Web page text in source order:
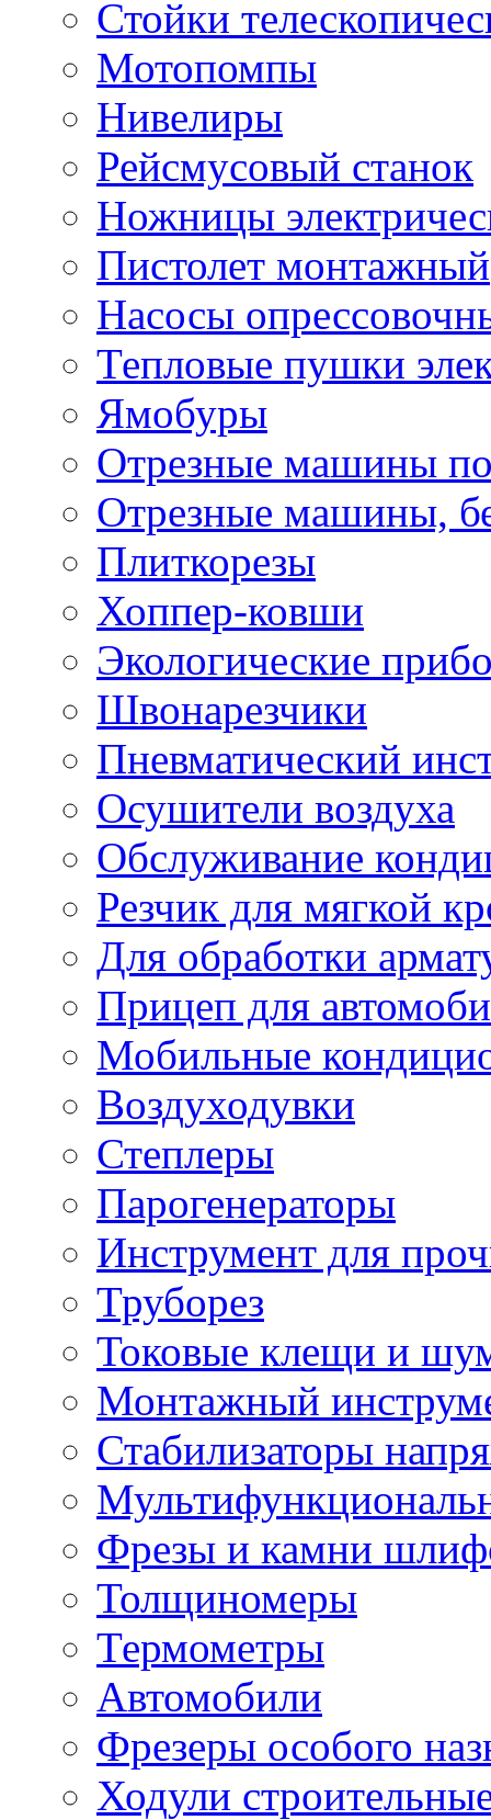
Стойки
Мотопомпы
Нивелиры
Рейсмусовый станок
Ножницы
Пистолет монтажный
Насосы
Тепловые пушки
Ямобуры
Отрезные машины
Отрезные машины,
Плиткорезы
Хоппер-ковши
Экологические
Швонарезчики
Пневматический
Осушители воздуха
Обслуживание
Резчик для мягкой
Для обработки
Прицеп для
Мобильные
Воздуходувки
Степлеры
Парогенераторы
Инструмент для
Труборез
Токовые клещи и
Монтажный
Стабилизаторы
Фрезы и камни
Толщиномеры
Термометры
Автомобили
Фрезеры особого
Ходули